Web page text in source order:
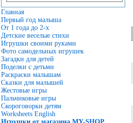
Главная
Первый год малыша
От 1 года до 2-х
Детские веселые стихи
Игрушки своими руками
Фото самодельных игрушек
Загадки для детей
Поделки с детьми
Раскраски малышам
Сказки для малышей
Жестовые игры
Пальчиковые игры
Скороговорки детям
Worksheets English